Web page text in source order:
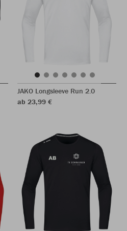
JAKO Longsleeve Run 2.0
ab 23,99 €